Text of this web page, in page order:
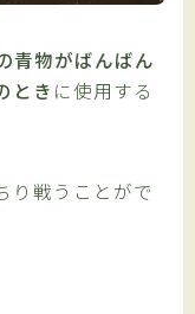
青物がばんばん
とき に使用する
り戦うことがで